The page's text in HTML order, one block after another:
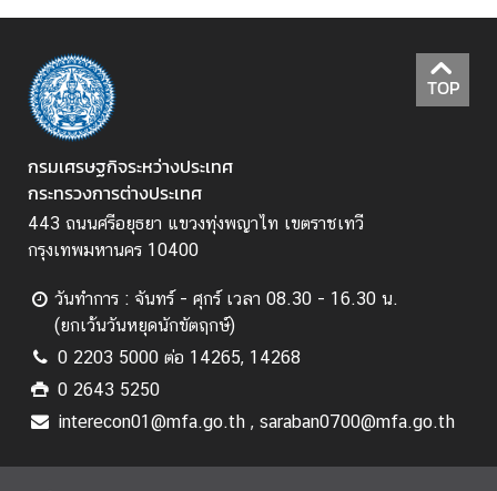
ง
ส
ก
า
ร
เ
ปิ
เ
ผ
ย
ข้
อ
มู
TOP
กรมเศรษฐกิจระหว่างประเทศ
กระทรวงการต่างประเทศ
443 ถนนศรีอยุธยา แขวงทุ่งพญาไท เขตราชเทวี
กรุงเทพมหานคร 10400
วันทำการ : จันทร์ - ศุกร์ เวลา 08.30 - 16.30 น.
(ยกเว้นวันหยุดนักขัตฤกษ์)
0 2203 5000 ต่อ 14265, 14268
0 2643 5250
interecon01@mfa.go.th , saraban0700@mfa.go.th